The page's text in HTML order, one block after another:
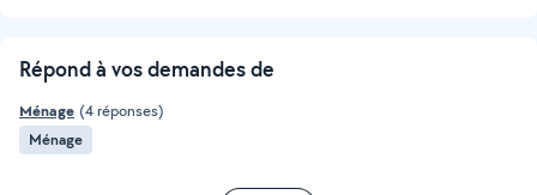
Répond à vos demandes de
Ménage (4 réponses)
Ménage